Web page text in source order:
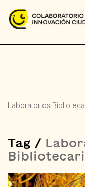
Laboratorios
Tag /